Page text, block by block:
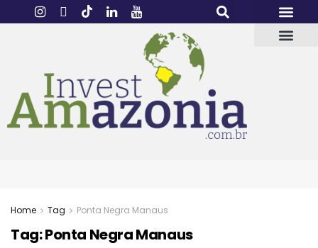
Home Tag Ponta Negra Manaus
Tag:Ponta Negra Manaus